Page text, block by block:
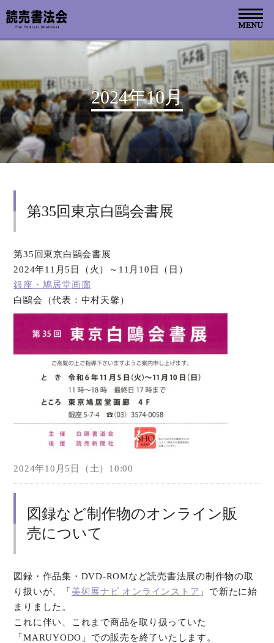
2024年10月
第35回東京白鷗会書展
第35回東京白鷗会書展
2024年11月5日（火）～11月10日（日）
銀座・鳩居堂画廊
白鷗会（代表：中村天馨）
2024年10月5日（土）10:00
図録など制作物のオンライン販
売について
図録・作品集・DVD-ROMなど読売書法展の制作物の取
り扱いが、「 美術展ナビ オンラインストア 」で新たに始
まりました。
これに伴い、これまで商品を取り扱っていた
「MARUYODO」での販売を終了いたします。
お知らせ
読売書法会について
読売書法展
関連書道展
デジタルアーカイブ
オンラインショップ
お問い合わせ